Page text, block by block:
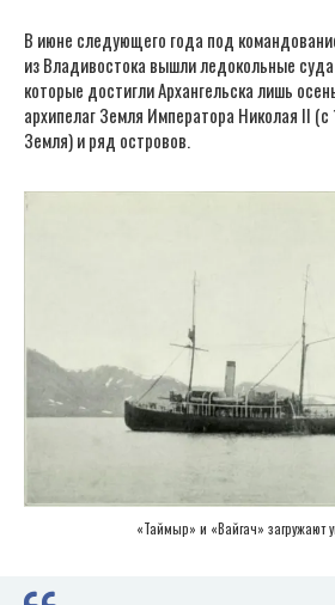
В июне следующего года под
из Владивостока вышли ледокольные
которые достигли Архангельска лишь
архипелаг Земля Императора Николая II
Земля) и ряд островов.
«Таймыр» и «Вайгач» загружают